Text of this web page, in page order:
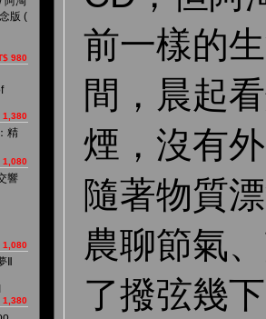
版 (
980
1,380
精
1,080
響
1,080
Ⅱ
1,380
前一樣的
間，晨起
煙，沒有
隨著物質
農聊節氣
了撥弦幾